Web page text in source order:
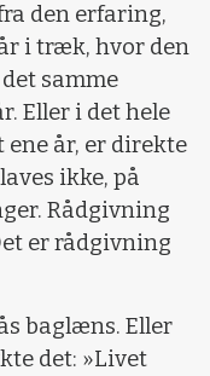
den erfaring,
i træk, hvor den
samme
Eller i det hele
år, er direkte
ikke, på
Rådgivning
er rådgivning
baglæns. Eller
det: »Livet